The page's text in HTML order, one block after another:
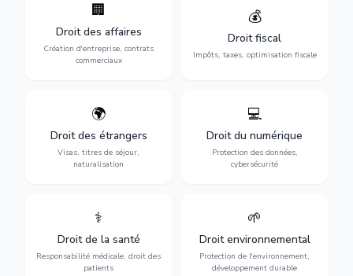
🏢
Droit des affaires
Création d'entreprise, contrats
commerciaux
Accompagnement complet
création, contrats
commerciaux, concurrence
et litiges.
💰
Droit fiscal
Impôts, taxes, optimisation fiscale
Optimisation de votre
situation fiscale :
déclarations, contentieux,
contrôles fiscaux et
planification.
🌍
Droit des étrangers
Visas, titres de séjour,
naturalisation
Obtention de vos droits de
séjour : visas, cartes de
séjour, regroupement
familial et naturalisation.
💻
Droit du numérique
Protection des données,
cybersécurité
Protection de vos activités
numériques : RGPD,
cybersécurité, e-commerce
et propriété digitale.
⚕️
Droit de la santé
Responsabilité médicale, droit des
patients
Défense de vos droits
médicales, responsabilité
des praticiens et
indemnisation.
🌱
Droit environnemental
Protection de l'environnement,
développement durable
Protection de
conformité
environnementale, litiges et
développement durable.